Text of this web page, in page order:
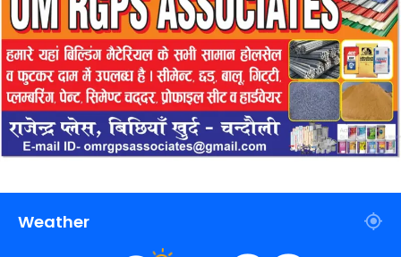
Weather